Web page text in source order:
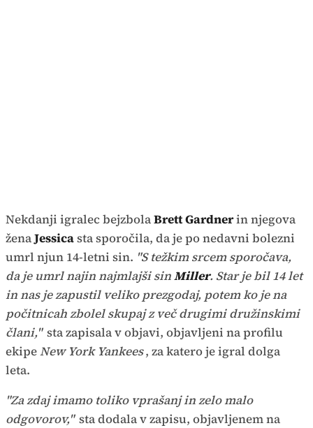
Nekdanji igralec bejzbolaBrett Gardnerin njegova
ženaJessicasta sporočila, da je po nedavni bolezni
umrl njun 14-letni sin. "S težkim srcem sporočava,
da je umrl najin najmlajši sinMiller. Star je bil 14 let
in nas je zapustil veliko prezgodaj, potem ko je na
počitnicah zbolel skupaj z več drugimi družinskimi
člani," sta zapisala v objavi, objavljeni na profilu
ekipeNew York Yankees, za katero je igral dolga
leta.
"Za zdaj imamo toliko vprašanj in zelo malo
odgovorov," sta dodala v zapisu, objavljenem na